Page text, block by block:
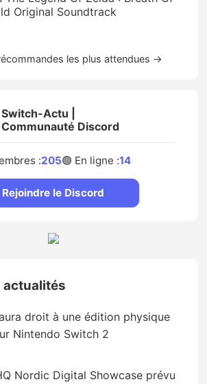
Original Soundtrack
les plus attendues →
Switch-Actu |
Communauté Discord
:205🟢 En ligne :14
Rejoindre le Discord
actualités
droit à une édition physique
Nintendo Switch 2
Nordic Digital Showcase prévu